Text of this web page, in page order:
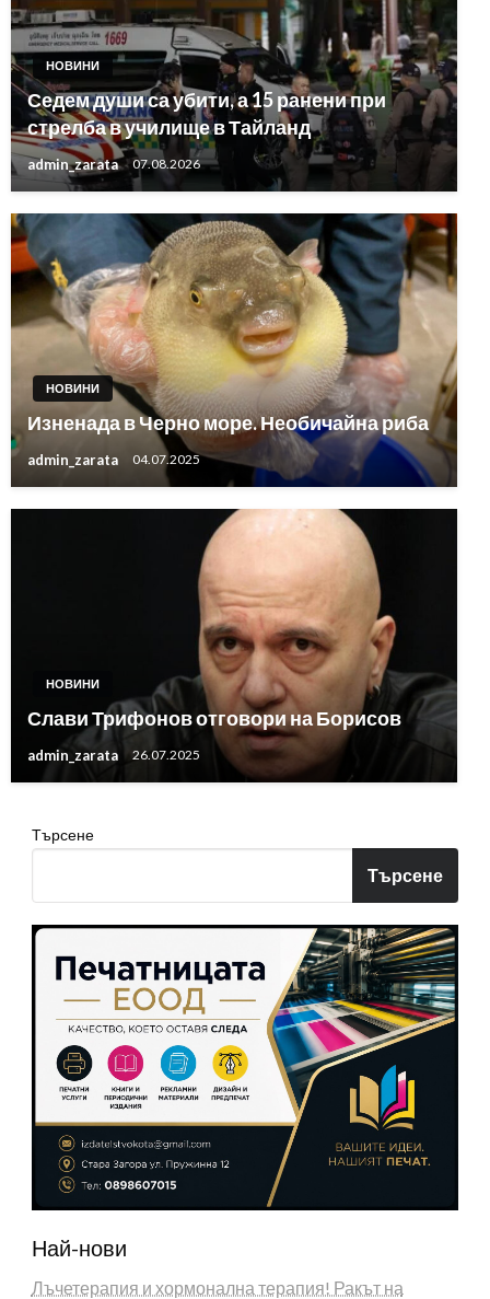
НОВИНИ
Седем души са убити, а 15 ранени при
стрелба в училище в Тайланд
admin_zarata 07.08.2026
НОВИНИ
Изненада в Черно море. Необичайна риба
admin_zarata 04.07.2025
НОВИНИ
Слави Трифонов отговори на Борисов
admin_zarata 26.07.2025
Търсене
Търсене
Най-нови
Лъчетерапия и хормонална терапия! Ракът на